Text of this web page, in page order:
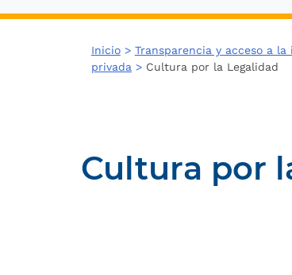
Inicio> Transparencia y acceso a
privada > Cultura por la Legalidad
Cultura por